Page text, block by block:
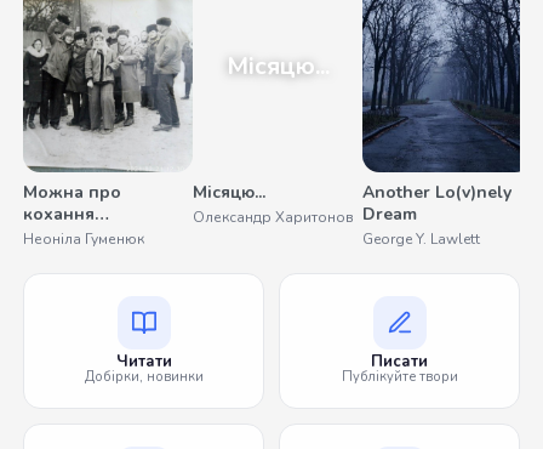
Можна про
кохання
помовчати
Неоніла Гуменюк
Місяцю...
Місяцю...
Олександр Харитонов
Another Lo(v)nely
Dream
George Y. Lawlett
Читати
Добірки, новинки
Писати
Публікуйте твори